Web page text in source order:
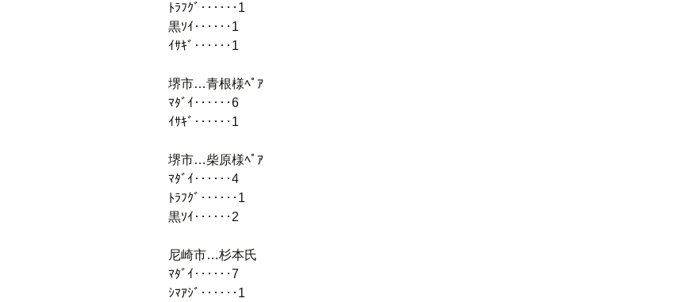
ﾄﾗﾌｸﾞ‥‥‥1
黒ｿｲ‥‥‥1
ｲｻｷﾞ‥‥‥1
堺市…青根様ﾍﾟｱ
ﾏﾀﾞｲ‥‥‥6
ｲｻｷﾞ‥‥‥1
堺市…柴原様ﾍﾟｱ
ﾏﾀﾞｲ‥‥‥4
ﾄﾗﾌｸﾞ‥‥‥1
黒ｿｲ‥‥‥2
尼崎市…杉本氏
ﾏﾀﾞｲ‥‥‥7
ｼﾏｱｼﾞ‥‥‥1